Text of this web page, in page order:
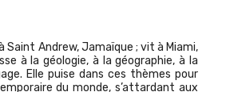
Saint Andrew, Jamaïque ; vit à Miami,
à la géologie, à la géographie, à la
Elle puise dans ces thèmes pour
du monde, s’attardant aux